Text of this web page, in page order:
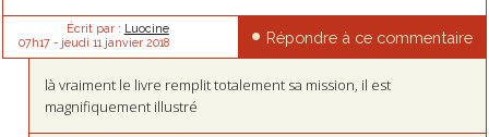
Écrit par : Luocine
07h17- jeudi 11 janvier 2018 Répondre à ce commentaire
là vraiment le livre remplit totalement sa mission, il est
magnifiquement illustré